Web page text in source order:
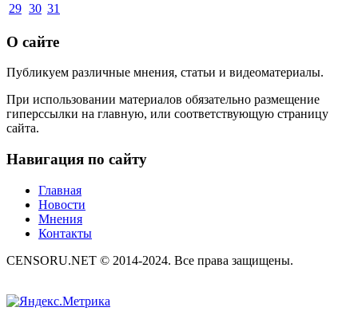
29 30 31
О сайте
Публикуем различные мнения, статьи и видеоматериалы.
При использовании материалов обязательно размещение
гиперссылки на главную, или соответствующую страницу
сайта.
Навигация по сайту
Главная
Новости
Мнения
Контакты
CENSORU.NET © 2014-2024. Все права защищены.